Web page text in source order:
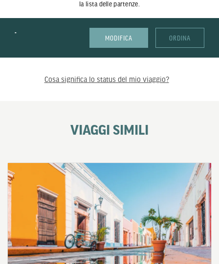
la lista delle partenze.
-
MODIFICA ORDINA
Cosa significa lo status del mio viaggio?
VIAGGI SIMILI